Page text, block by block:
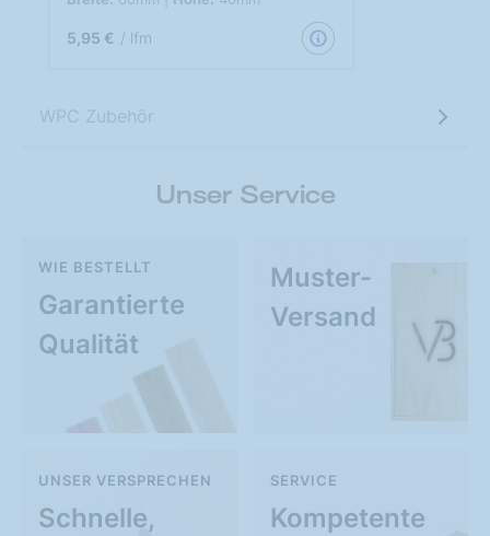
5,95 € / lfm
WPC Zubehör
Unser Service
Garantierte
Qualität
WIE BESTELLT
Muster-
Versand
Schnelle,
UNSER VERSPRECHEN
Kompetente
SERVICE